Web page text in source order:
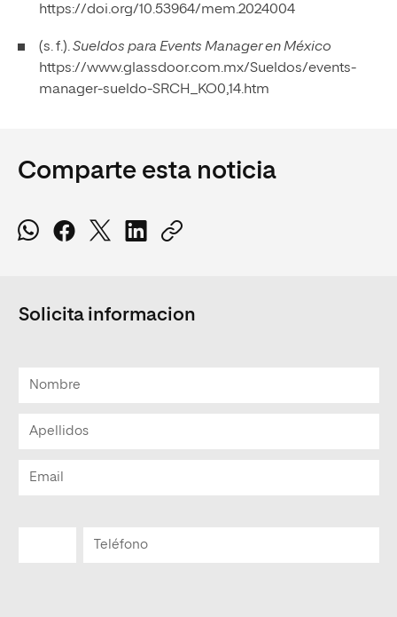
https://doi.org/10.53964/mem.2024004
(s. f.).Sueldos para Events Manager en México
https://www.glassdoor.com.mx/Sueldos/events-
manager-sueldo-SRCH_KO0,14.htm
Comparte esta noticia
Solicita informacion